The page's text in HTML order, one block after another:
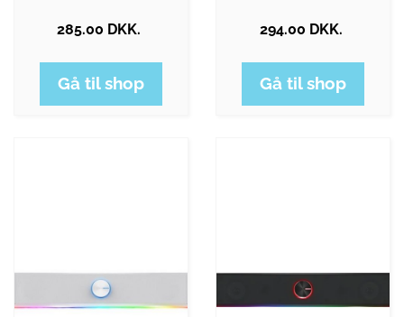
285.00 DKK.
Gå til shop
294.00 DKK.
Gå til shop